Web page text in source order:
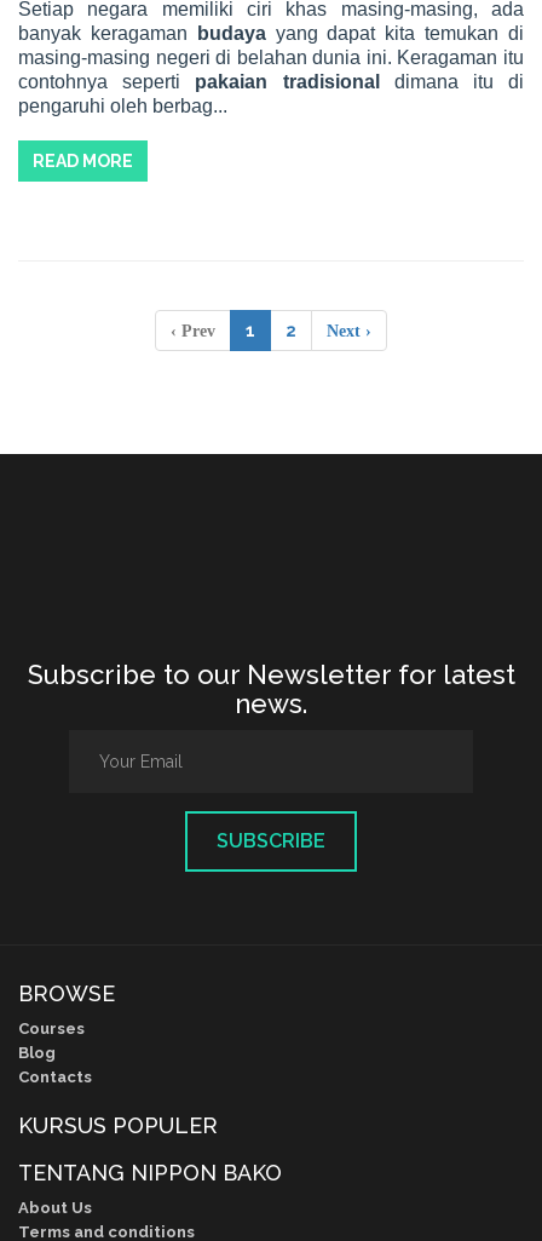
Setiap negara memiliki ciri khas masing-masing, ada
banyak keragaman
budayayang dapat kita temukan di
masing-masing negeri di belahan dunia ini. Keragaman itu
contohnya seperti pakaian tradisional
dimana itu di
pengaruhi oleh berbag...
READ MORE
‹ Prev 1 2 Next ›
Subscribe to our Newsletter for latest
news.
SUBSCRIBE
BROWSE
Courses
Blog
Contacts
KURSUS POPULER
TENTANG NIPPON BAKO
About Us
Terms and conditions